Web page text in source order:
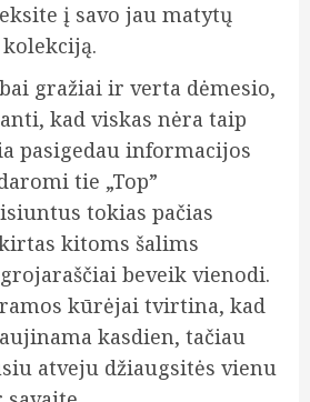
į savo jau matytų
gražiai ir verta dėmesio,
kad viskas nėra taip
pasigedau informacijos
tie „Top”
tokias pačias
kitoms šalims
beveik vienodi.
kūrėjai tvirtina, kad
kasdien, tačiau
atveju džiaugsitės vienu